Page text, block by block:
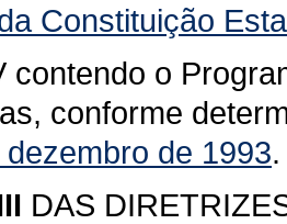
Constituição
contendo o
conforme
de 1993.
DAS